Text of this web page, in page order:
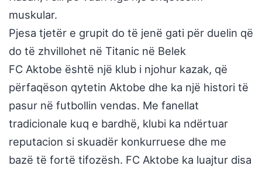
muskular.
Pjesa tjetër e grupit do të jenë gati për duelin që
do të zhvillohet në Titanic në Belek
FC Aktobe është një klub i njohur kazak, që
përfaqëson qytetin Aktobe dhe ka një histori të
pasur në futbollin vendas. Me fanellat
tradicionale kuq e bardhë, klubi ka ndërtuar
reputacion si skuadër konkurruese dhe me
bazë të fortë tifozësh. FC Aktobe ka luajtur disa